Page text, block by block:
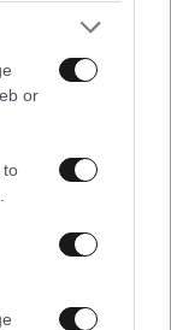
or
to
και τα
στιγμή